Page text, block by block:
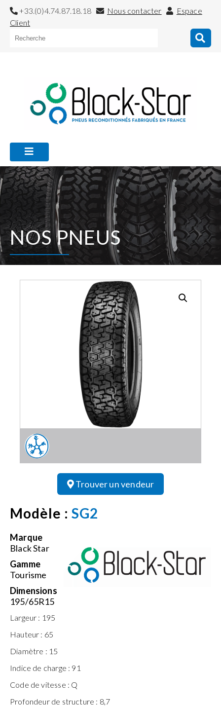
+33.(0)4.74.87.18.18 Nous contacter
Espace
Client
NOS PNEUS
Trouver un vendeur
Modèle : SG2
Marque
Black Star
Gamme
Tourisme
Dimensions
195/65R15
Largeur : 195
Hauteur : 65
Diamètre : 15
Indice de charge : 91
Code de vitesse : Q
Profondeur de structure : 8,7